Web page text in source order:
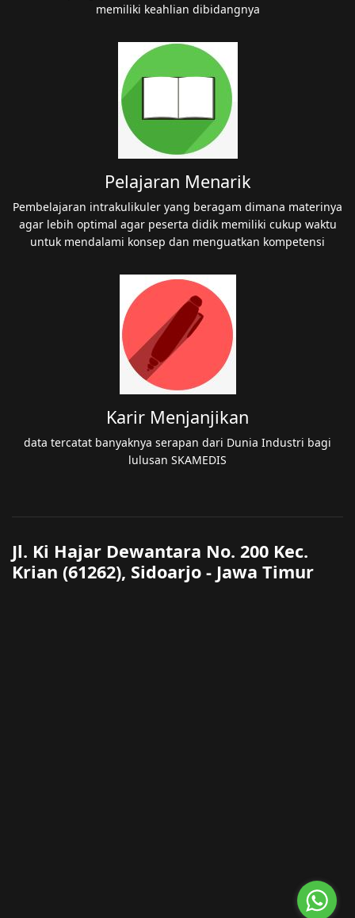
memiliki keahlian dibidangnya
Pelajaran Menarik
Pembelajaran intrakulikuler yang beragam dimana materinya
agar lebih optimal agar peserta didik memiliki cukup waktu
untuk mendalami konsep dan menguatkan kompetensi
Karir Menjanjikan
data tercatat banyaknya serapan dari Dunia Industri bagi
lulusan SKAMEDIS
Jl. Ki Hajar Dewantara No. 200 Kec.
Krian (61262), Sidoarjo - Jawa Timur